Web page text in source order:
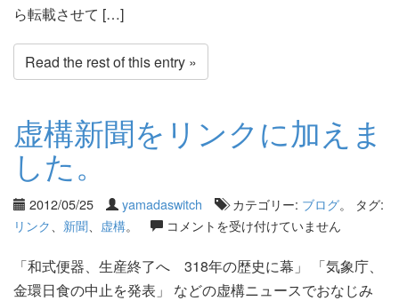
ら転載させて […]
Read the rest of this entry »
虚構新聞をリンクに加えま
した。
2012/05/25 yamadaswitch カテゴリー: ブログ。 タグ:
リンク
新聞 虚構。 コメントを受け付けていません
「和式便器、生産終了へ 318年の歴史に幕」 「気象庁、
金環日食の中止を発表」 などの虚構ニュースでおなじみ